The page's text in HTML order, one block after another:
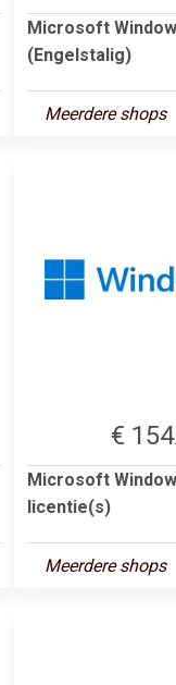
Microsoft
(Engelstalig)
Meerdere shops
€ 154
Microsoft
licentie(s)
Meerdere shops